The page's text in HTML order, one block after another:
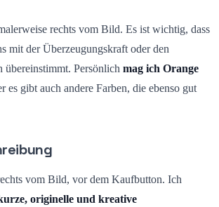
rechts vom Bild. Es ist wichtig, dass
mit der Überzeugungskraft oder den
übereinstimmt. Persönlich mag ich Orange
es gibt auch andere Farben, die ebenso gut
vom Bild, vor dem Kaufbutton. Ich
originelle und kreative